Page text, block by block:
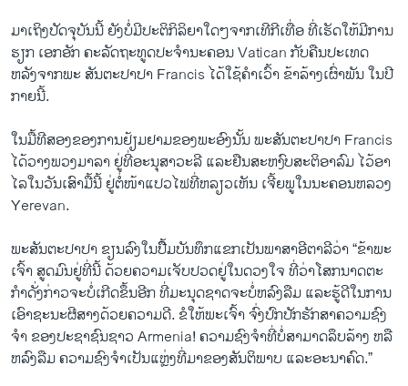
ມາ​ເຖິງ​ປັດຈຸບັນ​ນີ້ ຍັງ​ບໍ່​ມີ​ປະຕິກິລິຍາ​ໃດໆ​ຈາກ​ເທີ​ກີເທື່ອ ທີ່​ເຮັດ​ໃຫ້ມີ​ການ
ຮຽກ ເອກ​ອັກ ຄະ​ລັດຖະທູດປະຈຳນະຄອນ Vatican ກັບ​ຄືນ​ປະ​ເທດ
ຫລັງ​ຈາກ​ພະ ສັນຕະປາ​ປາ Francis ​ໄດ້​ໃຊ້​ຄຳ​ເວົ້າ ຂ້າ​ລ້າງ​ເຜົ່າ​ພັນ ​ໃນ​ປີ​
ກາຍ​ນີ້.
​ໃນ​ມື້​ທີ​ສອງ​ຂອງ​ການ​ຢ້ຽມຢາມຂອງ​ພະ​ອົງນັ້ນ ພະສັນຕະປາປາ Francis ​
ໄດ້​ວາງ​ພວງ​ມາລາ ​ຢູ່​ທີ່​ອະ​ນຸສາ​ວະລີ ​ແລະ​ຢືນ​ສ​ະຫງົບສະຕິ​ອາລົມ ​ໄວ້ອາ​
ໄລ​ໃນ​ວັນ​ເສົາ​ມື້​ນີ້ ຢູ່​ຕໍ່ໜ້າ​ແປວ​ໄຟ​ທີ່​ຫລຽວ​ເຫັນ ​ເຈີ້ຍ​ພູໃນ​ນະຄອນຫລວງ
Yerevan.
ພະສັນຕະປາປາ​ ຂຽນ​ລົງ​ໃນ​ປື້ິມບັ​ນທຶກ​ແຂກ​ເປັນ​ພາສາ​ອີ​ຕາ​ລີວ່າ “ຂ້າພະ​
ເຈົ້າ ສູດ​ມົນ​ຢູ່​ທີ່​ນີ້ ດ້ວຍຄວາມ​ເຈັບ​ປວ​ດຢູ່​ໃນ​ດວງ​ໃຈ ທີ່​ວ່າໂສກ​ນາດຕະ
ກຳ​ດັ່ງກ່າວ​ຈະ​ບໍ່​ເກີດ​ຂຶ້ນ​ອີກ ທີ່​ມະນຸດຊາດ​ຈະ​ບໍ່​ຫລົງ​ລືມ ​ແລະ​ຮູ້​ດີໃນ​ການ
ເອົາຊະນະ​ຜີ​ສາງ​ດ້ວຍ​ຄວາມ​ດີ. ຂໍ​ໃຫ້​ພະ​ເຈົ້າ ​ຈົ່ງ​ປົກ​ປັກ​ຮັກສາ​ຄວາມ​ຊົງ
ຈຳ ​ຂອງ​ປະຊາຊົນຊາວ Armenia! ຄວາມ​ຊົງ​ຈຳ​ທີ່​ບໍ່​ສາມາດ​ລຶບລ້າງ ຫລື​
ຫລົງ​ລືມ ຄວາມ​ຊົງ​ຈຳ​ເປັນ​ແຫຼ່ງທີ່​ມາ​ຂອງສັນຕິພາບ ​ແລະ​ອະນາ​ຄົດ.”
EMBED SHARE
Pope Francis Visits Armenian Memorial
byສຽງອາເມຣິກາ ວີໂອເອລາວ